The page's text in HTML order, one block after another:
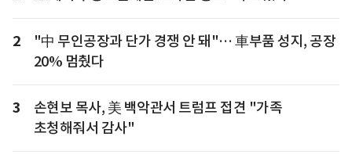
2
"中 무인공장과 단가 경쟁 안 돼"… 車부품 성지, 공장
20% 멈췄다
3
손현보 목사, 美 백악관서 트럼프 접견 "가족
초청해줘서 감사"